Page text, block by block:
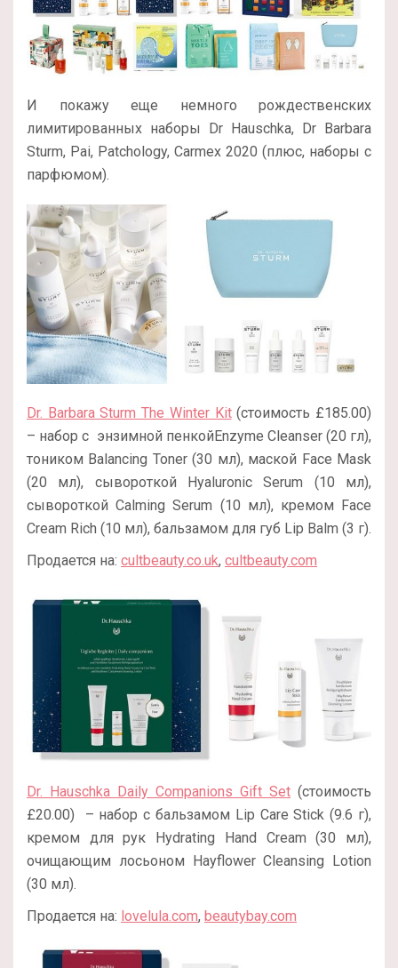
И покажу еще немного рождественских
лимитированных наборы Dr Hauschka, Dr Barbara
Sturm, Pai, Patchology, Carmex 2020 (плюс, наборы с
парфюмом).
Dr. Barbara Sturm The Winter Kit(стоимость £185.00)
– набор с энзимной пенкойEnzyme Cleanser (20 гл),
тоником Balancing Toner (30 мл), маской Face Mask
(20 мл), сывороткой Hyaluronic Serum (10 мл),
сывороткой Calming Serum (10 мл), кремом Face
Cream Rich (10 мл), бальзамом для губ Lip Balm (3 г).
Продается на: cultbeauty.co.uk, cultbeauty.com
Dr. Hauschka Daily Companions Gift Set (стоимость
£20.00) – набор с бальзамом Lip Care Stick (9.6 г),
кремом для рук Hydrating Hand Cream (30 мл),
очищающим лосьоном Hayflower Cleansing Lotion
(30 мл).
Продается на: lovelula.com, beautybay.com